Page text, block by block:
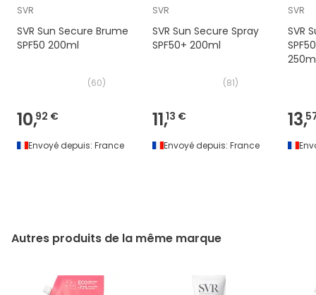
SVR
SVR Sun Secure Brume
SPF50 200ml
(60)
10,92 €
Envoyé depuis: France
SVR
SVR Sun Secure Spray
SPF50+ 200ml
(81)
11,13 €
Envoyé depuis: France
SVR
SVR
13,
Autres produits de la même marque